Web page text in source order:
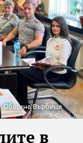
Община Върбица
в